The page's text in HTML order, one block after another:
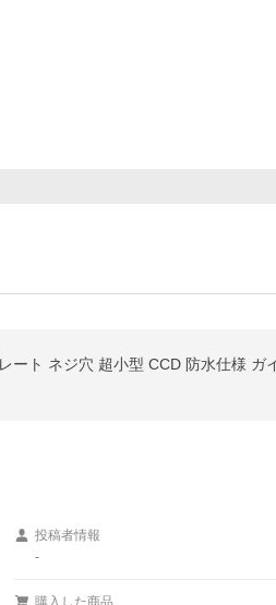
投稿者情報
-
購入した商品